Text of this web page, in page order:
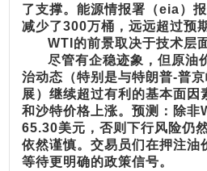
了支撑。能源情报署（eia）
减少了300万桶，远远超过预
WTI的前景取决于技术层
尽管有企稳迹象，但原油
治动态（特别是与特朗普-普
展）继续超过有利的基本面因
和沙特价格上涨。预测：除非
65.30美元，否则下行风险仍
依然谨慎。交易员们在押注油
等待更明确的政策信号。